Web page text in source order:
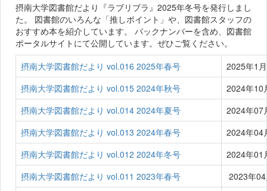
摂南大学図書館だより『ラブリブラ』2025年冬号を発行しまし
た。 図書館のいろんな「推しポイント」や、図書館スタッフの
おすすめ本を紹介しています。 バックナンバーを含め、図書館
ポータルサイトにて公開しています。ぜひご覧ください。
摂南大学図書館だより vol.016 2025年春号
2025年1
摂南大学図書館だより vol.015 2024年秋号
2024年10
摂南大学図書館だより vol.014 2024年夏号
2024年07
摂南大学図書館だより vol.013 2024年春号
2024年04
摂南大学図書館だより vol.012 2024年冬号
2024年01
摂南大学図書館だより vol.011 2023年春号
2023年